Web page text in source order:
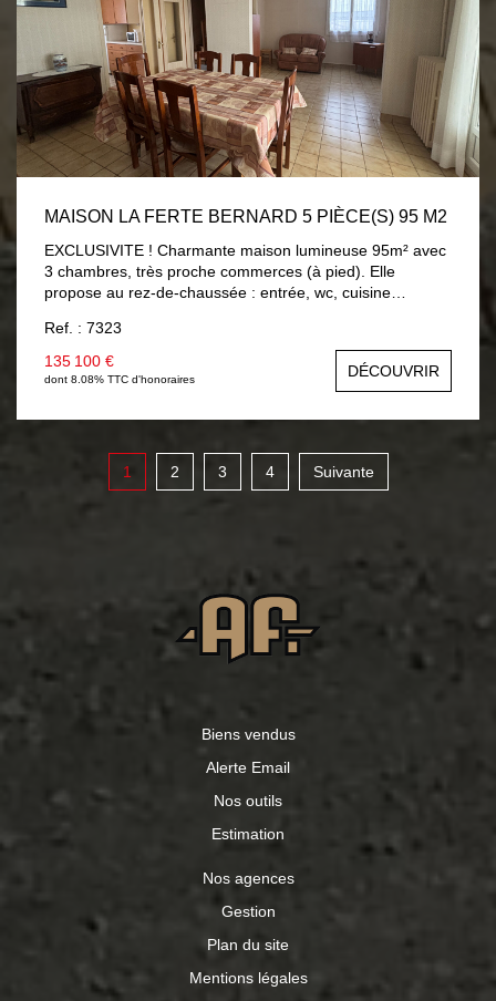
MAISON LA FERTE BERNARD 5 PIÈCE(S) 95 M2
EXCLUSIVITE ! Charmante maison lumineuse 95m² avec
3 chambres, très proche commerces (à pied). Elle
propose au rez-de-chaussée : entrée, wc, cuisine
ouvrant sur véranda chauffée 8.30m² avec vue et accès
sur jardin, salle d'eau 5.60m². A l'étage : trois chambres
av/parquet (9m² à 13.60m²), salle de bains 3.40m² av/wc.
Sous-sol total (garage 23m²). Beau jardin 560m² avec
dépendances et accès véhicules sur terrain. Chauffage
Ref. : 7323
135 100 €
dont 8.08% TTC d'honoraires DÉCOUVRIR
1 2 3 4 Suivante
Biens vendus
Alerte Email
Nos outils
Estimation
Nos agences
Gestion
Plan du site
Mentions légales